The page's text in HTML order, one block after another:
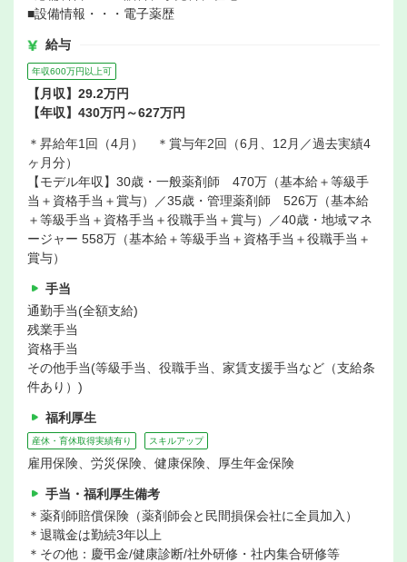
■設備情報・・・電子薬歴
給与
年収600万円以上可
【月収】29.2万円
【年収】430万円～627万円
＊昇給年1回（4月） ＊賞与年2回（6月、12月／過去実績4
ヶ月分）
【モデル年収】30歳・一般薬剤師 470万（基本給＋等級手
当＋資格手当＋賞与）／35歳・管理薬剤師 526万（基本給
＋等級手当＋資格手当＋役職手当＋賞与）／40歳・地域マネ
ージャー 558万（基本給＋等級手当＋資格手当＋役職手当＋
賞与）
手当
通勤手当(全額支給)
残業手当
資格手当
その他手当(等級手当、役職手当、家賃支援手当など（支給条
件あり）)
福利厚生
産休・育休取得実績有り スキルアップ
雇用保険、労災保険、健康保険、厚生年金保険
手当・福利厚生備考
＊薬剤師賠償保険（薬剤師会と民間損保会社に全員加入）
＊退職金は勤続3年以上
＊その他：慶弔金/健康診断/社外研修・社内集合研修等